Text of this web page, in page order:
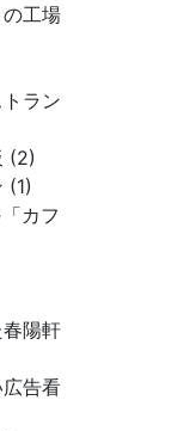
の工場
ラン
(2)
(1)
カフ
春陽軒
広告看